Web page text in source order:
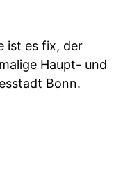
ist es fix, der
Haupt- und
Bonn.